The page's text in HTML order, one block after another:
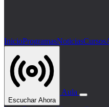
InicioProgramasNoticiasCursos
Escuchar Ahora
Aula